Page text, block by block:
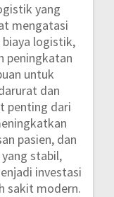
yang
mengatasi
logistik,
peningkatan
untuk
dan
penting dari
pasien, dan
stabil,
investasi
sakit modern.